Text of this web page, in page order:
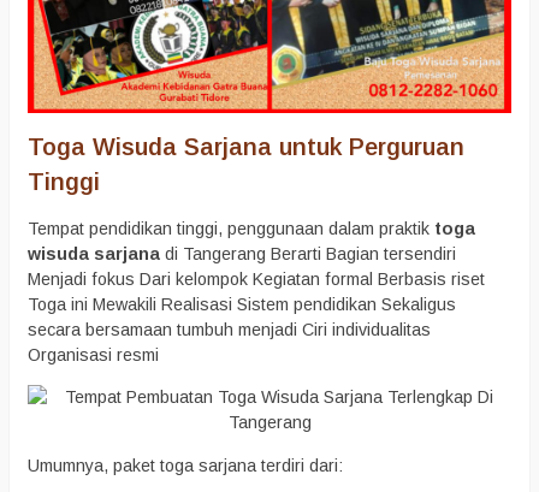
Toga Wisuda Sarjana untuk Perguruan
Tinggi
Tempat pendidikan tinggi, penggunaan dalam praktik toga
wisuda sarjana di Tangerang Berarti Bagian tersendiri
Menjadi fokus Dari kelompok Kegiatan formal Berbasis riset
Toga ini Mewakili Realisasi Sistem pendidikan Sekaligus
secara bersamaan tumbuh menjadi Ciri individualitas
Organisasi resmi
Umumnya, paket toga sarjana terdiri dari: